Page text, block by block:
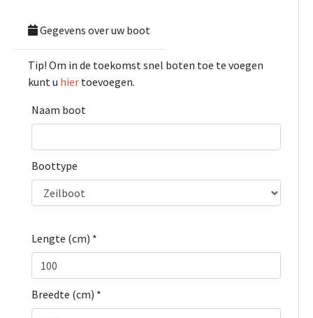
Gegevens over uw boot
Tip! Om in de toekomst snel boten toe te voegen
kunt u hier toevoegen.
Naam boot
Boottype
Lengte (cm) *
Breedte (cm) *